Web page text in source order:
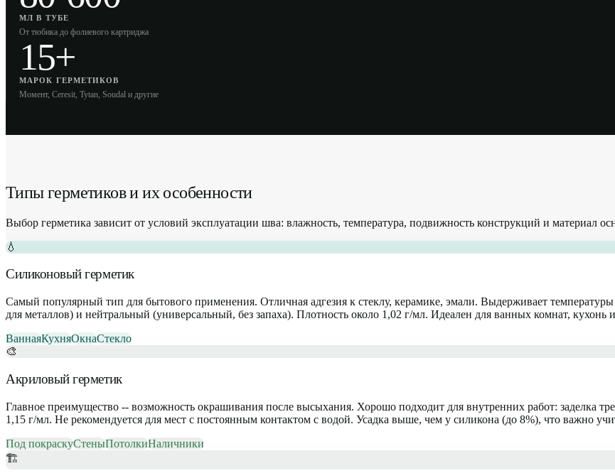
МЛ В ТУБЕ
От тюбика до фолиевого картриджа
15+
МАРОК ГЕРМЕТИКОВ
Момент, Ceresit, Tytan, Soudal и другие
Типы герметиков и их особенности
Выбор герметика зависит от условий эксплуатации шва: влажность, температура, подвижность конструкций и материал
💧
Силиконовый герметик
Самый популярный тип для бытового применения. Отличная адгезия к стеклу, керамике, эмали. Выдерживает
для металлов) и нейтральный (универсальный, без запаха). Плотность около 1,02 г/мл. Идеален для ванных комнат,
ВаннаяКухняОкнаСтекло
🎨
Акриловый герметик
Главное преимущество -- возможность окрашивания после высыхания. Хорошо подходит для внутренних работ: заделка
1,15 г/мл. Не рекомендуется для мест с постоянным контактом с водой. Усадка выше, чем у силикона (до 8%), что важно
Под покраскуСтеныПотолкиНаличники
🏗